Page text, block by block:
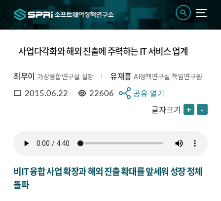
사업다각화와 해외 진출에 주력하는 IT 서비스 업계
최무이 가상융합연구실 실장 유재흥 AI정책연구실 책임연구원
2015.06.22 22606
공유 열기
글자크기 + -
비IT 융합 사업 확장과 해외 진출 확대를 앞세워 성장 정체
돌파